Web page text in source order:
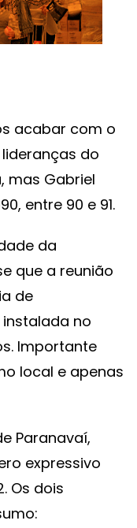
acabar com o
do
mas Gabriel
entre 90 e 91.
da
que a reunião
de
no
Importante
local e apenas
Paranavaí,
expressivo
Os dois